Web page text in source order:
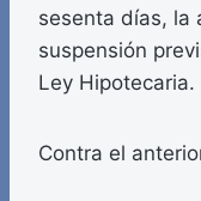
sesenta días, la
suspensión
Ley Hipotecaria.
Contra el